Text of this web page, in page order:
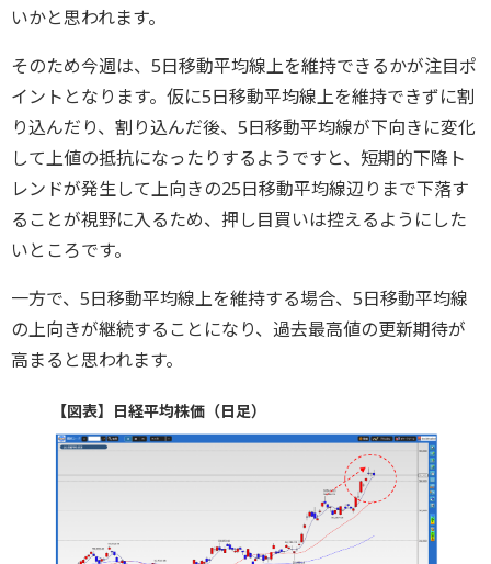
いかと思われます。
そのため今週は、5日移動平均線上を維持できるかが注目ポ
イントとなります。仮に5日移動平均線上を維持できずに割
り込んだり、割り込んだ後、5日移動平均線が下向きに変化
して上値の抵抗になったりするようですと、短期的下降ト
レンドが発生して上向きの25日移動平均線辺りまで下落す
ることが視野に入るため、押し目買いは控えるようにした
いところです。
一方で、5日移動平均線上を維持する場合、5日移動平均線
の上向きが継続することになり、過去最高値の更新期待が
高まると思われます。
【図表】日経平均株価（日足）